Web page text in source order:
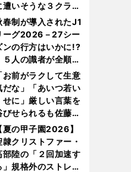
遭いそうな３クラブ
は？
春制が導入されたJ1
ーグ2026－27シー
ンの行方はいかに!?
人の識者が全順位
大胆予想
お前がラクして生意
だな」「あいつ若い
せに」厳しい言葉を
びせられるも佐藤慎
郎が貫いた誇りとフ
ンへの思い
夏の甲子園2026】
隷クリストファー・
部陸の「２回加速す
」規格外のストレー